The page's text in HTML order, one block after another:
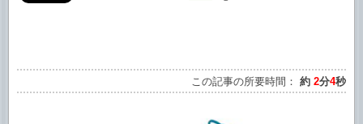
この記事の所要時間： 約 2分4秒